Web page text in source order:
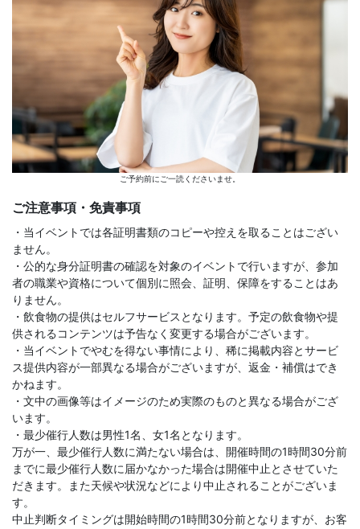
ご予約前にご一読くださいませ。
ご注意事項・免責事項
・当イベントでは各証明書類のコピーや控えを取ることはござい
ません。
・公的な身分証明書の確認を対象のイベントで行いますが、参加
者の職業や資格について個別に照会、証明、保障をすることはあ
りません。
・飲食物の提供はセルフサービスとなります。予定の飲食物や提
供されるコンテンツは予告なく変更する場合がございます。
・当イベントでやむを得ない事情により、稀に掲載内容とサービ
ス提供内容が一部異なる場合がございますが、返金・補償はでき
かねます。
・文中の画像等はイメージのため実際のものと異なる場合がござ
います。
・最少催行人数は男性1名、女1名となります。
万が一、最少催行人数に満たない場合は、開催時間の1時間30分前
までに最少催行人数に届かなかった場合は開催中止とさせていた
だきます。また天候や状況などにより中止されることがございま
す。
中止判断タイミングは開始時間の1時間30分前となりますが、お客